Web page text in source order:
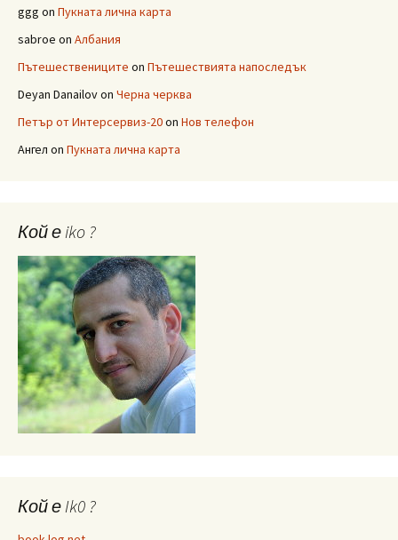
ggg on Пукната лична карта
sabroe on Албания
Пътешествениците on Пътешествията напоследък
Deyan Danailovon Черна черква
Петър от Интерсервиз-20on Нов телефон
Ангел on Пукната лична карта
Кой е iko ?
Кой е Ik0 ?